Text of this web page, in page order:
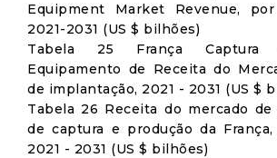
Equipment Market Revenue,
2021-2031 (US $ bilhões)
Tabela 25 França Captura
Equipamento de Receita do
de implantação, 2021 - 2031 (US $
Tabela 26 Receita do mercado
de captura e produção da
2021 - 2031 (US $ bilhões)